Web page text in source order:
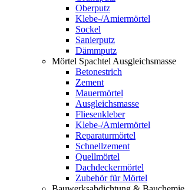
Oberputz
Klebe-/Amiermörtel
Sockel
Sanierputz
Dämmputz
Mörtel Spachtel Ausgleichsmasse
Betonestrich
Zement
Mauermörtel
Ausgleichsmasse
Fliesenkleber
Klebe-/Amiermörtel
Reparaturmörtel
Schnellzement
Quellmörtel
Dachdeckermörtel
Zubehör für Mörtel